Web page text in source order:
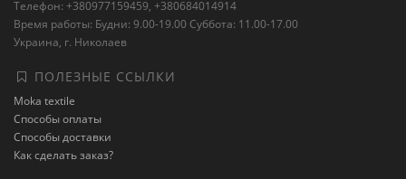
Телефон: +380977159459, +380684014914
Время работы: Будни: 9.00-19.00 Суббота: 11.00-17.00
Украина, г. Николаев
ПОЛЕЗНЫЕ ССЫЛКИ
Moka textile
Способы оплаты
Способы доставки
Как сделать заказ?